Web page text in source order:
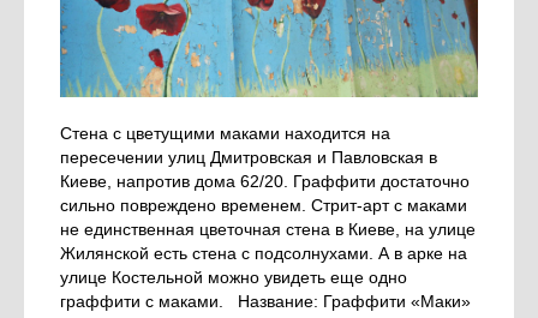
Стена с цветущими маками находится на
пересечении улиц Дмитровская и Павловская в
Киеве, напротив дома 62/20. Граффити достаточно
сильно повреждено временем. Стрит-арт с маками
не единственная цветочная стена в Киеве, на улице
Жилянской есть стена с подсолнухами. А в арке на
улице Костельной можно увидеть еще одно
граффити с маками. Название: Граффити «Маки»